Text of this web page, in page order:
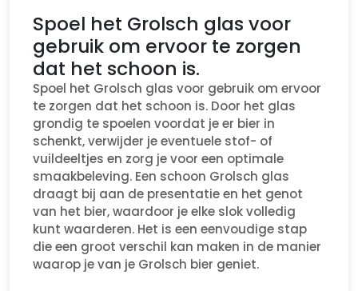
Spoel het Grolsch glas voor
gebruik om ervoor te zorgen
dat het schoon is.
Spoel het Grolsch glas voor gebruik om ervoor
te zorgen dat het schoon is. Door het glas
grondig te spoelen voordat je er bier in
schenkt, verwijder je eventuele stof- of
vuildeeltjes en zorg je voor een optimale
smaakbeleving. Een schoon Grolsch glas
draagt bij aan de presentatie en het genot
van het bier, waardoor je elke slok volledig
kunt waarderen. Het is een eenvoudige stap
die een groot verschil kan maken in de manier
waarop je van je Grolsch bier geniet.